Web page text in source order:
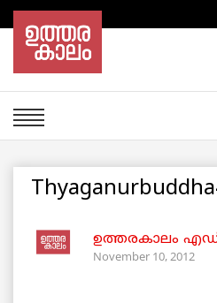
ഉത്തരകാലം
November 10, 2012